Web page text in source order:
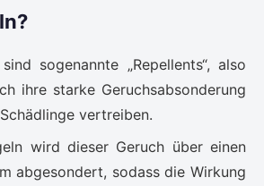
sogenannte „Repellents“, also
ihre starke Geruchsabsonderung
vertreiben.
wird dieser Geruch über einen
abgesondert, sodass die Wirkung